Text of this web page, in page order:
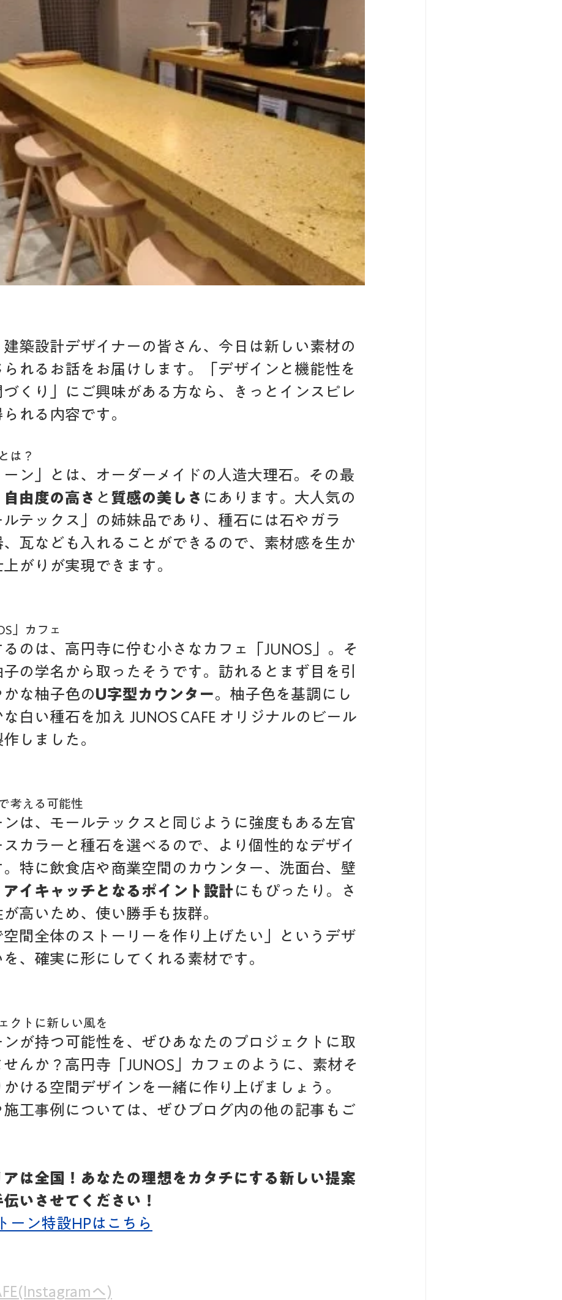
建築設計デザイナーの皆さん、今日は新しい素材の
れるお話をお届けします。「デザインと機能性を
くり」にご興味がある方なら、きっとインスピレ
れる内容です。
は？
ーン」とは、オーダーメイドの人造大理石。その最
自由度の高さ と 質感の美しさ にあります。大人気の
テックス」の姉妹品であり、種石には石やガラ
、瓦なども入れることができるので、素材感を生か
がりが実現できます。
」カフェ
のは、高円寺に佇む小さなカフェ「JUNOS」。そ
の学名から取ったそうです。訪れるとまず目を引
な柚子色のU字型カウンター。柚子色を基調にし
白い種石を加え JUNOS CAFE オリジナルのビール
しました。
考える可能性
ンは、モールテックスと同じように強度もある左官
カラーと種石を選べるので、より個性的なデザイ
。特に飲食店や商業空間のカウンター、洗面台、壁
アイキャッチとなるポイント設計 にもぴったり。さ
高いため、使い勝手も抜群。
空間全体のストーリーを作り上げたい」というデザ
、確実に形にしてくれる素材です。
クトに新しい風を
ンが持つ可能性を、ぜひあなたのプロジェクトに取
せんか？高円寺「JUNOS」カフェのように、素材そ
ける空間デザインを一緒に作り上げましょう。
工事例については、ぜひブログ内の他の記事もご
は全国！あなたの理想をカタチにする新しい提案
いさせてください！
ーン特設HPはこちら
へ)